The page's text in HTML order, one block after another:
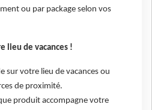
ou par package selon vos
lieu de vacances !
sur votre lieu de vacances ou
de proximité.
produit accompagne votre